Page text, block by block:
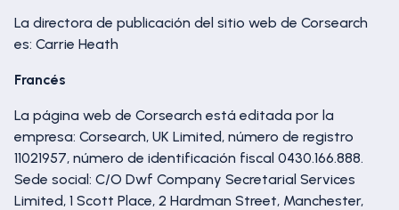
La directora de publicación del sitio web de Corsearch
es: Carrie Heath
Francés
La página web de Corsearch está editada por la
empresa: Corsearch, UK Limited, número de registro
11021957, número de identificación fiscal 0430.166.888.
Sede social: C/O Dwf Company Secretarial Services
Limited, 1 Scott Place, 2 Hardman Street, Manchester,